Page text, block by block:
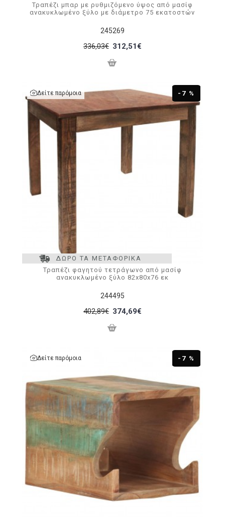
245269
Τραπέζι μπαρ με ρυθμιζόμενο ύψος από μασίφ
ανακυκλωμένο ξύλο με διάμετρο 75 εκατοστών
336,03€ 312,51€
ΔΩΡΟ ΤΑ ΜΕΤΑΦΟΡΙΚΑ
-7 %
Δείτε παρόμοια
244495
Τραπέζι φαγητού τετράγωνο από μασίφ
ανακυκλωμένο ξύλο 82x80x76 εκ
402,89€ 374,69€
-7 %
Δείτε παρόμοια